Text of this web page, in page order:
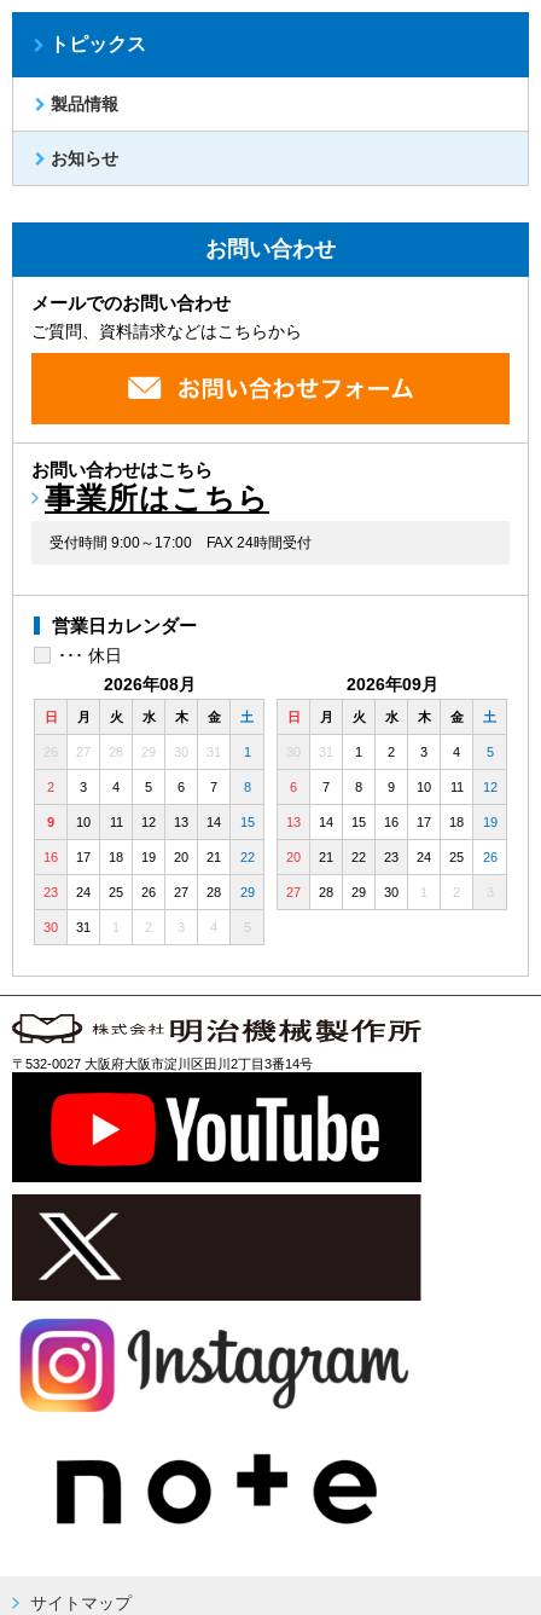
トピックス
製品情報
お知らせ
お問い合わせ
メールでのお問い合わせ
ご質問、資料請求などはこちらから
お問い合わせはこちら
事業所はこちら
受付時間 9:00～17:00 FAX 24時間受付
営業日カレンダー
･･･ 休日
2026年08月
日 月 火 水 木 金 土
26 27 28 29 30 31 1
2 3 4 5 6 7 8
9 10 11 12 13 14 15
16 17 18 19 20 21 22
23 24 25 26 27 28 29
30 31 1 2 3 4 5
2026年09月
日 月 火 水 木 金 土
30 31 1 2 3 4 5
6 7 8 9 10 11 12
13 14 15 16 17 18 19
20 21 22 23 24 25 26
27 28 29 30 1 2 3
〒532-0027 大阪府大阪市淀川区田川2丁目3番14号
サイトマップ